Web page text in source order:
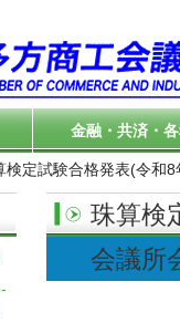
金融・共済・
検定試験合格発表(令和
珠算検
会議所